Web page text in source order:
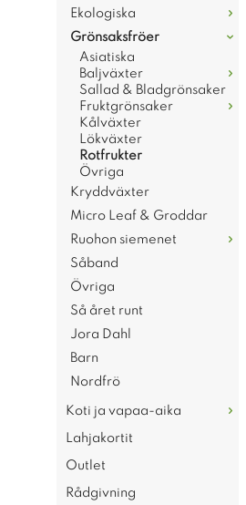
Ekologiska
Grönsaksfröer
Asiatiska
Baljväxter
Sallad & Bladgrönsaker
Fruktgrönsaker
Kålväxter
Lökväxter
Rotfrukter
Övriga
Kryddväxter
Micro Leaf & Groddar
Ruohon siemenet
Såband
Övriga
Så året runt
Jora Dahl
Barn
Nordfrö
Koti ja vapaa-aika
Lahjakortit
Outlet
Rådgivning